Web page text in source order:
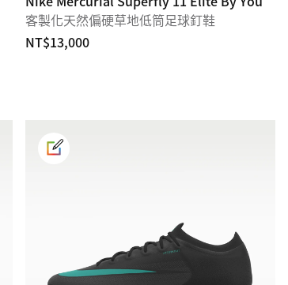
客製化天然偏硬草地低筒足球釘鞋
NT$13,000